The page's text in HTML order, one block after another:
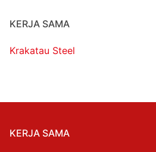
KERJA SAMA
Krakatau Steel
KERJA SAMA